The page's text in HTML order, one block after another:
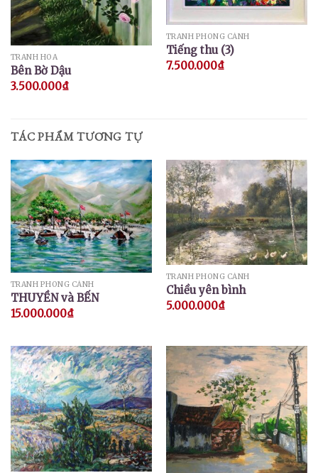
TRANH HOA
Bên Bờ Dậu
3.500.000₫
TRANH PHONG CẢNH
Tiếng thu (3)
7.500.000₫
TÁC PHẨM TƯƠNG TỰ
TRANH PHONG CẢNH
THUYỀN và BẾN
15.000.000₫
TRANH PHONG CẢNH
Chiều yên bình
5.000.000₫